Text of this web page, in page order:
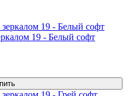
19 - Белый софт